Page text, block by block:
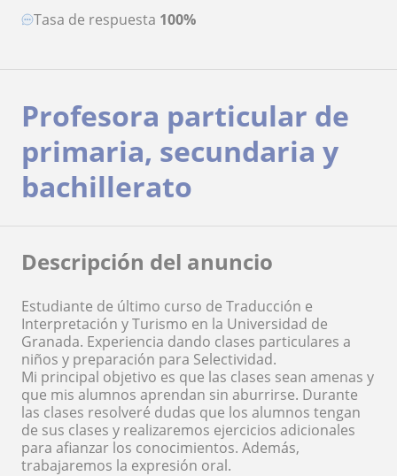
Tasa de respuesta 100%
Profesora particular de
primaria, secundaria y
bachillerato
Descripción del anuncio
Estudiante de último curso de Traducción e
Interpretación y Turismo en la Universidad de
Granada. Experiencia dando clases particulares a
niños y preparación para Selectividad.
Mi principal objetivo es que las clases sean amenas y
que mis alumnos aprendan sin aburrirse. Durante
las clases resolveré dudas que los alumnos tengan
de sus clases y realizaremos ejercicios adicionales
para afianzar los conocimientos. Además,
trabajaremos la expresión oral.